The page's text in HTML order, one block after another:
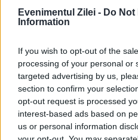
Evenimentul Zilei - Do Not
Information
If you wish to opt-out of the
processing of your personal or
targeted advertising by us,
section to confirm your
opt-out request is processed
interest-based ads based on
us or personal information
din Africa în